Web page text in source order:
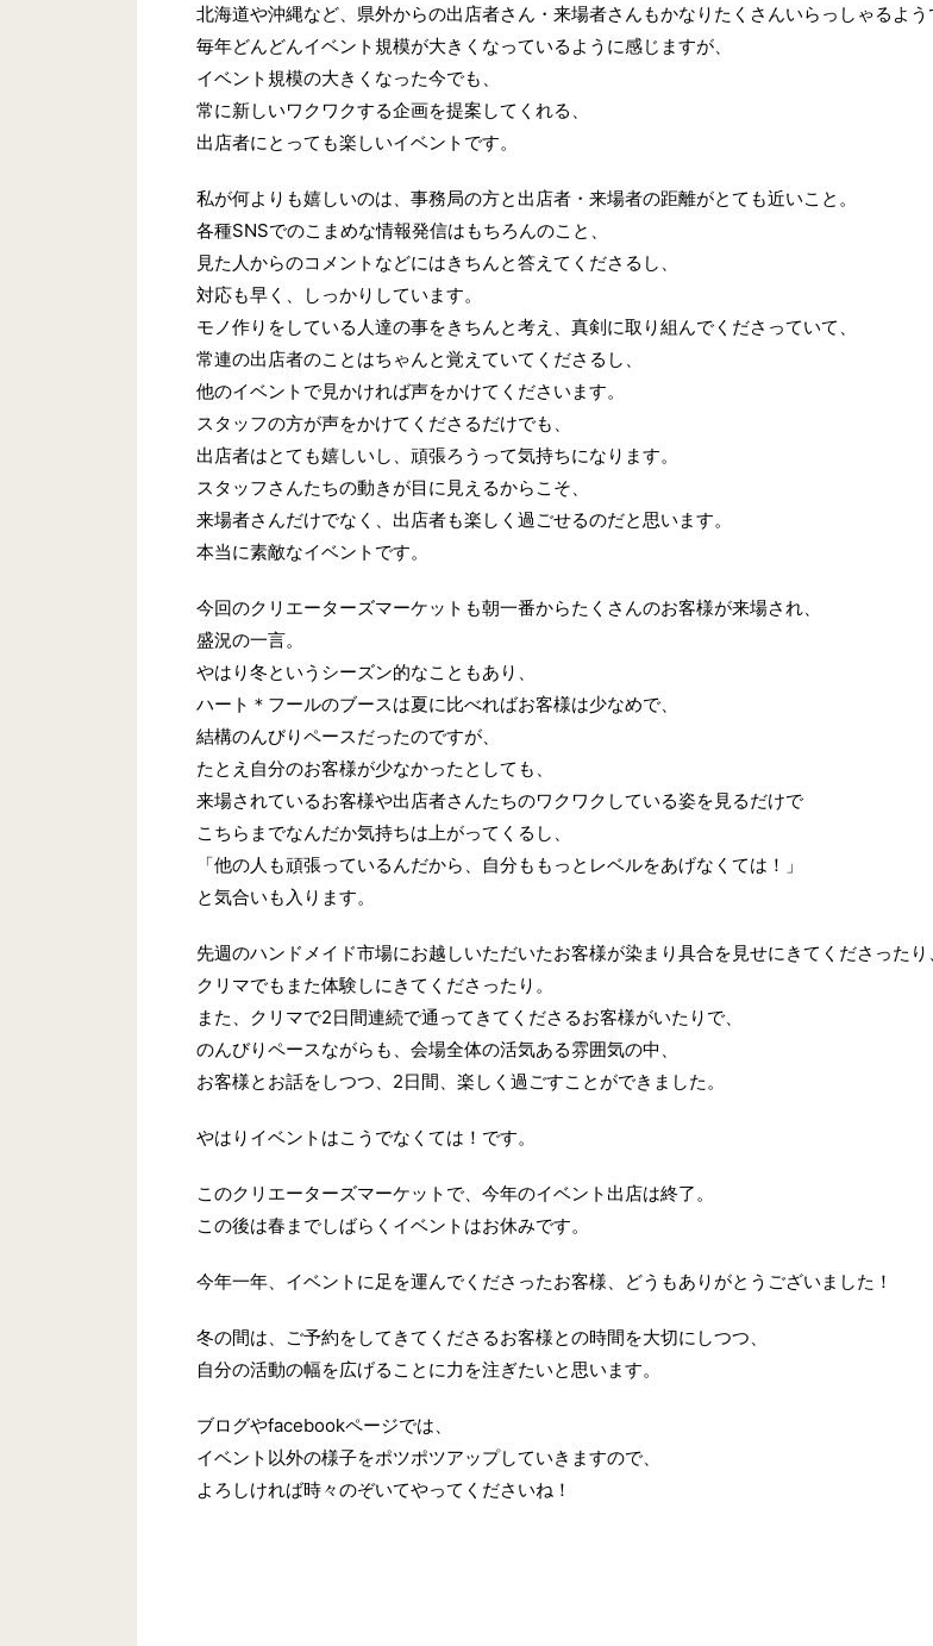
北海道や沖縄など、県外からの出店者さん・来場者さんもかなりたくさんいらっしゃるよう
毎年どんどんイベント規模が大きくなっているように感じますが、
イベント規模の大きくなった今でも、
常に新しいワクワクする企画を提案してくれる、
出店者にとっても楽しいイベントです。
私が何よりも嬉しいのは、事務局の方と出店者・来場者の距離がとても近いこと。
各種SNSでのこまめな情報発信はもちろんのこと、
見た人からのコメントなどにはきちんと答えてくださるし、
対応も早く、しっかりしています。
モノ作りをしている人達の事をきちんと考え、真剣に取り組んでくださっていて、
常連の出店者のことはちゃんと覚えていてくださるし、
他のイベントで見かければ声をかけてくださいます。
スタッフの方が声をかけてくださるだけでも、
出店者はとても嬉しいし、頑張ろうって気持ちになります。
スタッフさんたちの動きが目に見えるからこそ、
来場者さんだけでなく、出店者も楽しく過ごせるのだと思います。
本当に素敵なイベントです。
今回のクリエーターズマーケットも朝一番からたくさんのお客様が来場され、
盛況の一言。
やはり冬というシーズン的なこともあり、
ハート＊フールのブースは夏に比べればお客様は少なめで、
結構のんびりペースだったのですが、
たとえ自分のお客様が少なかったとしても、
来場されているお客様や出店者さんたちのワクワクしている姿を見るだけで
こちらまでなんだか気持ちは上がってくるし、
「他の人も頑張っているんだから、自分ももっとレベルをあげなくては！」
と気合いも入ります。
先週のハンドメイド市場にお越しいただいたお客様が染まり具合を見せにきてくださったり
クリマでもまた体験しにきてくださったり。
また、クリマで2日間連続で通ってきてくださるお客様がいたりで、
のんびりペースながらも、会場全体の活気ある雰囲気の中、
お客様とお話をしつつ、2日間、楽しく過ごすことができました。
やはりイベントはこうでなくては！です。
このクリエーターズマーケットで、今年のイベント出店は終了。
この後は春までしばらくイベントはお休みです。
今年一年、イベントに足を運んでくださったお客様、どうもありがとうございました！
冬の間は、ご予約をしてきてくださるお客様との時間を大切にしつつ、
自分の活動の幅を広げることに力を注ぎたいと思います。
ブログやfacebookページでは、
イベント以外の様子をポツポツアップしていきますので、
よろしければ時々のぞいてやってくださいね！